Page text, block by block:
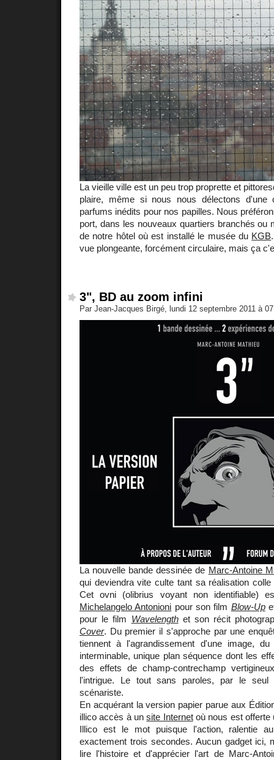
La vieille ville est un peu trop proprette et
plaire, même si nous nous délectons d'une
parfums inédits pour nos papilles. Nous
port, dans les nouveaux quartiers branchés ou
de notre hôtel où est installé le musée du KGB
vue plongeante, forcément circulaire, mais ça
3", BD au zoom infini
Par Jean-Jacques Birgé, lundi 12 septembre 2011 à
La nouvelle bande dessinée de Marc-Antoine
qui deviendra vite culte tant sa réalisation
Cet ovni (olibrius voyant non identifiable)
Michelangelo Antonioni pour son film Blow-Up
pour le film Wavelengthet son récit
Cover. Du premier il s'approche par une
tiennent à l'agrandissement d'une image,
interminable, unique plan séquence dont les
des effets de champ-contrechamp
l'intrigue. Le tout sans paroles, par le seul
scénariste.
En acquérant la version papier parue aux
illico accès à unsite Internetoù nous est offerte
Illico est le mot puisque l'action, ralentie
exactement trois secondes. Aucun gadget ici,
lire l'histoire et d'apprécier l'art de Marc-